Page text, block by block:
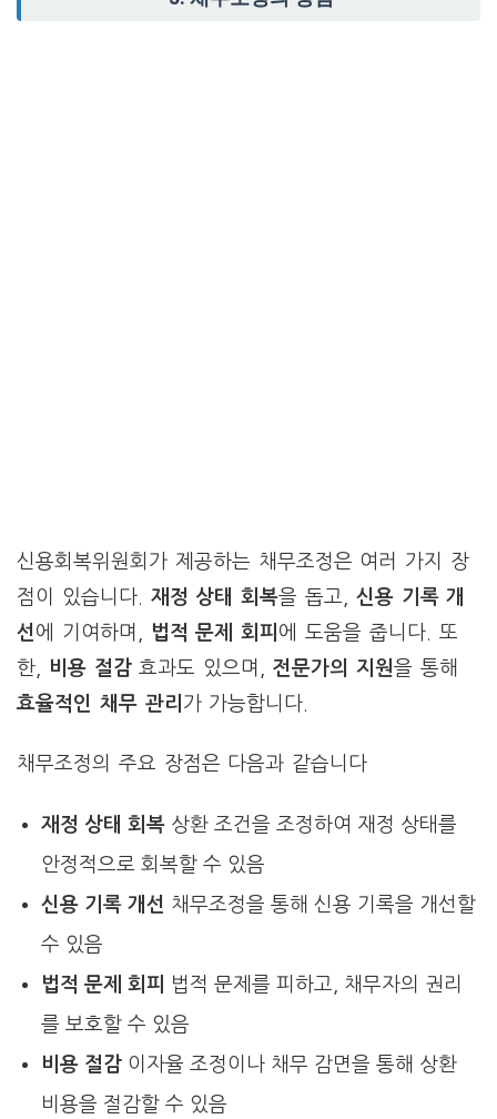
신용회복위원회가 제공하는 채무조정은 여러 가지 장
점이 있습니다. 재정 상태 회복을 돕고, 신용 기록 개
선 에 기여하며, 법적 문제 회피 에 도움을 줍니다. 또
한,
비용 절감효과도 있으며,전문가의 지원을 통해
효율적인 채무 관리 가 가능합니다.
채무조정의 주요 장점은 다음과 같습니다
재정 상태 회복상환 조건을 조정하여 재정 상태를
안정적으로 회복할 수 있음
신용 기록 개선 채무조정을 통해 신용 기록을 개선할
수 있음
법적 문제 회피
법적 문제를 피하고, 채무자의 권리
를 보호할 수 있음
비용 절감이자율 조정이나 채무 감면을 통해 상환
비용을 절감할 수 있음